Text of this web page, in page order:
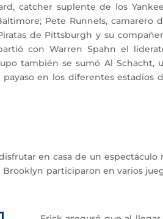
catcher suplente de los
Pete Runnels, camarero
de Pittsburgh y su
con Warren Spahn el
también se sumó Al Schacht,
en los diferentes estadios
en casa de un espectáculo
participaron en varios